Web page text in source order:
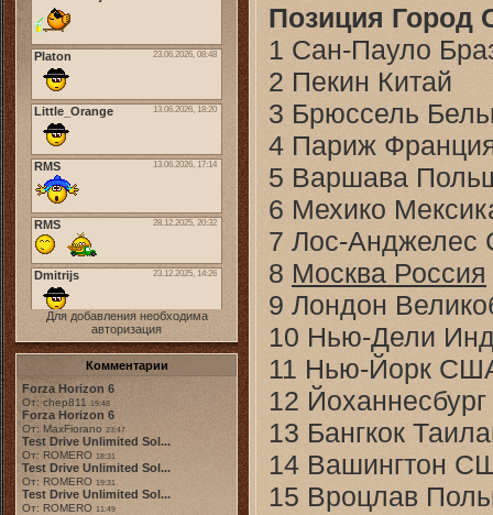
Для добавления необходима
авторизация
Комментарии
Forza Horizon 6
От: chep811 19:48
Forza Horizon 6
От: MaxFiorano 23:47
Test Drive Unlimited Sol...
От: ROMERO 18:31
Test Drive Unlimited Sol...
От: ROMERO 19:31
Test Drive Unlimited Sol...
От: ROMERO 11:49
Позиция Город
1 Сан-Пауло
2 Пекин Китай
3 Брюссель
4 Париж
5 Варшава
6 Мехико
7 Лос-
8 Москва Россия
9 Лондон
10 Нью-Дели
11 Нью-Йорк
12
13 Бангкок
14 Вашингтон
15 Вроцлав